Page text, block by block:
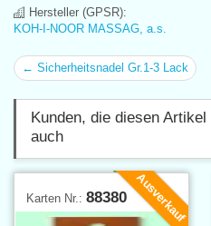
Hersteller (GPSR):
KOH-I-NOOR MASSAG, a.s.
← Sicherheitsnadel Gr.1-3 Lack
Kunden, die diesen
auch
Ausverkauf
Karten Nr.: 88380